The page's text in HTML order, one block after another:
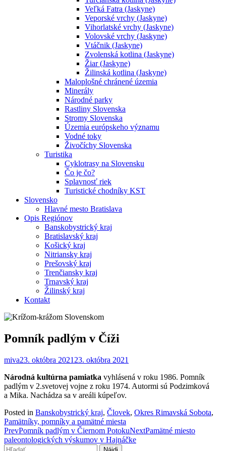
Veľká Fatra (Jaskyne)
Veporské vrchy (Jaskyne)
Vihorlatské vrchy (Jaskyne)
Volovské vrchy (Jaskyne)
Vtáčnik (Jaskyne)
Zvolenská kotlina (Jaskyne)
Žiar (Jaskyne)
Žilinská kotlina (Jaskyne)
Maloplošné chránené územia
Minerály
Národné parky
Rastliny Slovenska
Stromy Slovenska
Územia európskeho významu
Vodné toky
Živočíchy Slovenska
Turistika
Cyklotrasy na Slovensku
Čo je čo?
Splavnosť riek
Turistické chodníky KST
Slovensko
Hlavné mesto Bratislava
Opis Regiónov
Banskobystrický kraj
Bratislavský kraj
Košický kraj
Nitriansky kraj
Prešovský kraj
Trenčiansky kraj
Trnavský kraj
Žilinský kraj
Kontakt
Pomník padlým v Číži
miva23. októbra 2021 23. októbra 2021
Národná kultúrna pamiatka vyhlásená v roku 1986. Pomník
padlým v 2.svetovej vojne z roku 1974. Autormi sú Podzimková
a Mika. Nachádza sa v areáli kúpeľov.
Posted in Banskobystrický kraj, Človek, Okres Rimavská Sobota,
Pamätníky, pomníky a pamätné miesta
Post
navigation
PrevPomník padlým v Čiernom PotokuNextPamätné miesto
paleontologických výskumov v Hajnáčke
Hľadať: